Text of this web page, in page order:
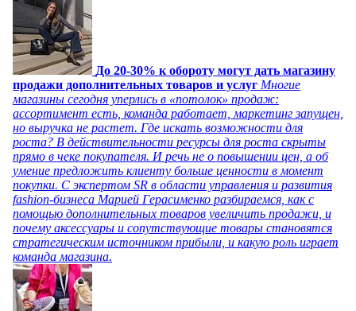
До 20-30% к обороту могут дать магазину
продажи дополнительных товаров и услуг Многие
магазины сегодня уперлись в «потолок» продаж:
ассортимент есть, команда работает, маркетинг запущен,
но выручка не растет. Где искать возможности для
роста? В действительности ресурсы для роста скрыты
прямо в чеке покупателя. И речь не о повышении цен, а об
умение предложить клиенту больше ценности в момент
покупки. С экспертом SR в области управления и развития
fashion-бизнеса Марией Герасименко разбираемся, как с
помощью дополнительных товаров увеличить продажи, и
почему аксессуары и сопутствующие товары становятся
стратегическим источником прибыли, и какую роль играет
команда магазина.